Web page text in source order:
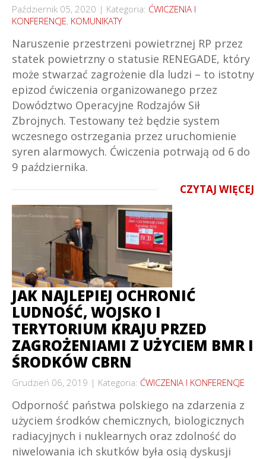
Październik 05, 2020 Kategoria: ĆWICZENIA I
KONFERENCJE, KOMUNIKATY
Naruszenie przestrzeni powietrznej RP przez
statek powietrzny o statusie RENEGADE, który
może stwarzać zagrożenie dla ludzi – to istotny
epizod ćwiczenia organizowanego przez
Dowództwo Operacyjne Rodzajów Sił
Zbrojnych. Testowany też będzie system
wczesnego ostrzegania przez uruchomienie
syren alarmowych. Ćwiczenia potrwają od 6 do
9 października.
CZYTAJ WIĘCEJ
JAK NAJLEPIEJ OCHRONIĆ
LUDNOŚĆ, WOJSKO I
TERYTORIUM KRAJU PRZED
ZAGROŻENIAMI Z UŻYCIEM BMR I
ŚRODKÓW CBRN
Grudzień 06, 2019 Kategoria: ĆWICZENIA I KONFERENCJE
Odporność państwa polskiego na zdarzenia z
użyciem środków chemicznych, biologicznych
radiacyjnych i nuklearnych oraz zdolność do
niwelowania ich skutków była osią dyskusji